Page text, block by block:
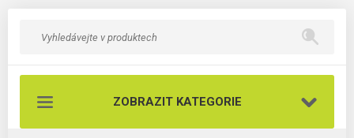
ZOBRAZIT KATEGORIE